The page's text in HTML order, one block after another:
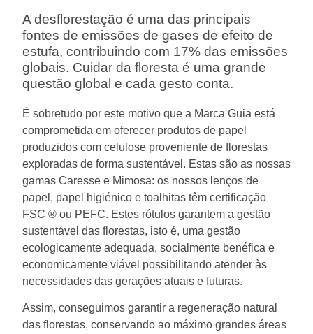
A desflorestação é uma das principais
fontes de emissões de gases de efeito de
estufa, contribuindo com 17% das emissões
globais. Cuidar da floresta é uma grande
questão global e cada gesto conta.
É sobretudo por este motivo que a Marca Guia está
comprometida em oferecer produtos de papel
produzidos com celulose proveniente de florestas
exploradas de forma sustentável. Estas são as nossas
gamas Caresse e Mimosa: os nossos lenços de
papel, papel higiénico e toalhitas têm certificação
FSC ® ou PEFC. Estes rótulos garantem a gestão
sustentável das florestas, isto é, uma gestão
ecologicamente adequada, socialmente benéfica e
economicamente viável possibilitando atender às
necessidades das gerações atuais e futuras.
Assim, conseguimos garantir a regeneração natural
das florestas, conservando ao máximo grandes áreas